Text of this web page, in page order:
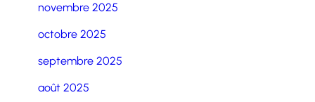
novembre 2025
octobre 2025
septembre 2025
août 2025